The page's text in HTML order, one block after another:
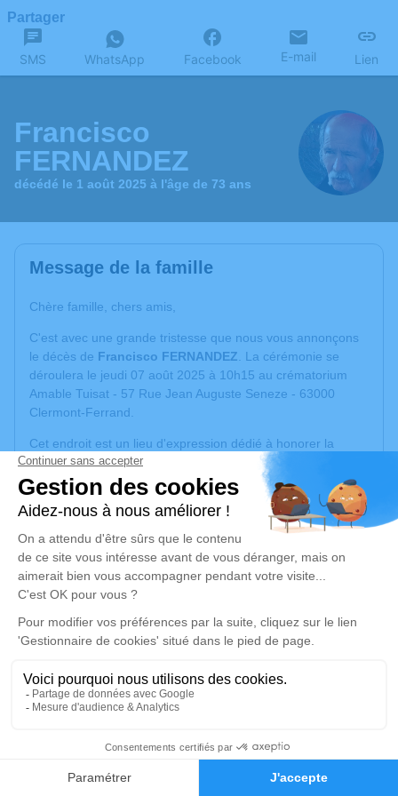
Faire-part Hommages
Partager
SMS WhatsApp Facebook E-mail Lien
Francisco
FERNANDEZ
décédé le 1 août 2025 à l'âge de 73 ans
Message de la famille
Chère famille, chers amis,
C'est avec une grande tristesse que nous vous annonçons
le décès de Francisco FERNANDEZ . La cérémonie se
déroulera le jeudi 07 août 2025 à 10h15 au crématorium
Amable Tuisat - 57 Rue Jean Auguste Seneze - 63000
Clermont-Ferrand.
Cet endroit est un lieu d'expression dédié à honorer la
mémoire de Francisco FERNANDEZ.
Un service de plantation d’arbre hommage estdisponible
ici.
Je rends hommage
Cérémonie civile
jeudi 07 août 2025 à 10h15
Ferrand
57 Rue Jean Auguste Seneze
Je rends hommage